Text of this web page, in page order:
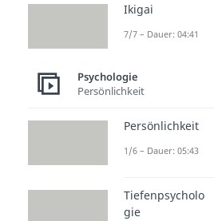
gekennzeichnet
und
stets bereit, sich
Zweck
Ratschlag braucht.
Mediatoren
Ikigai
7/7 – Dauer: 04:41
Psychologie
Persönlichkeit
Persönlichkeit
1/6 – Dauer: 05:43
Tiefenpsycholo
gie